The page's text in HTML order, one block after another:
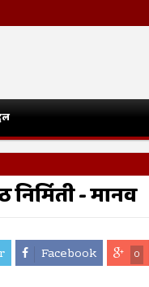
निर्मिती - मानव
Facebook 0